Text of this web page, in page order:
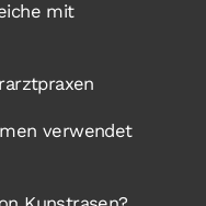
mit
verwendet